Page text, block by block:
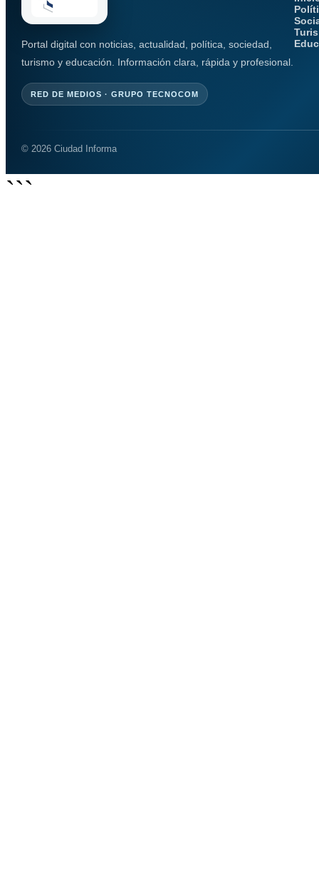
Portal digital con noticias, actualidad, política, sociedad,
turismo y educación. Información clara, rápida y profesional.
RED DE MEDIOS · GRUPO TECNOCOM
© 2026 Ciudad Informa
```